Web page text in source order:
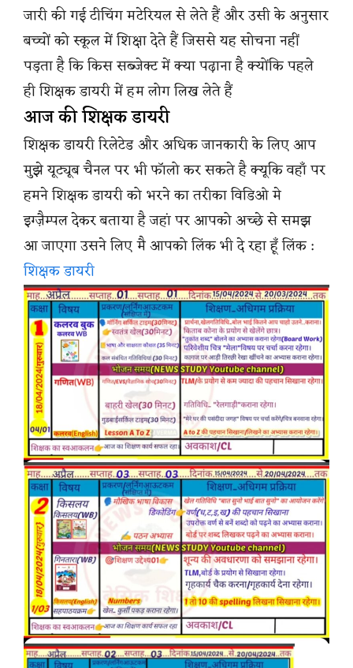
जारी की गई टीचिंग मटेरियल से लेते हैं और उसी के अनुसार
बच्चों को स्कूल में शिक्षा देते हैं जिससे यह सोचना नहीं
पड़ता है कि किस सब्जेक्ट में क्या पढ़ाना है क्योंकि पहले
ही शिक्षक डायरी में हम लोग लिख लेते हैं
आज की शिक्षक डायरी
शिक्षक डायरी रिलेटेड और अधिक जानकारी के लिए आप
मुझे यूट्यूब चैनल पर भी फॉलो कर सकते है क्यूकि वहाँ पर
हमने शिक्षक डायरी को भरने का तरीका विडिओ मे
इग्ज़ैम्पल देकर बताया है जहां पर आपको अच्छे से समझ
आ जाएगा उसने लिए मै आपको लिंक भी दे रहा हूँ लिंक :
शिक्षक डायरी